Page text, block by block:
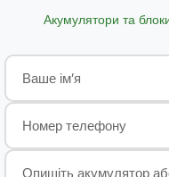
Акумулятори та